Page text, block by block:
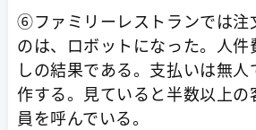
⑥ファミリーレストランでは注
のは、ロボットになった。人件
しの結果である。支払いは無
作する。見ていると半数以上の
員を呼んでいる。